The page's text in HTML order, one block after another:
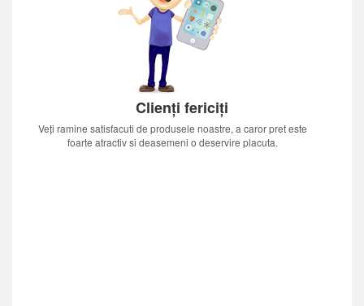
Clienți fericiți
Veți ramine satisfacuti de produsele noastre, a caror pret este
foarte atractiv si deasemeni o deservire placuta.